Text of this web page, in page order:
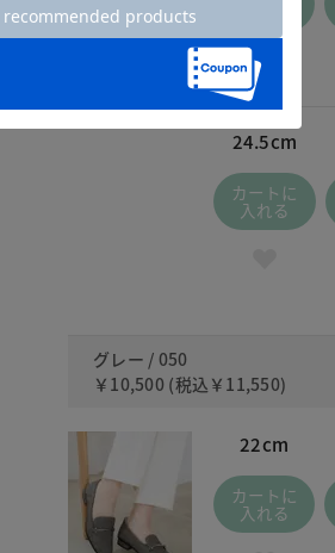
24.5cm
カートに
入れる
グレー / 050
￥10,500 (税込 ￥11,550)
22cm
カートに
入れる